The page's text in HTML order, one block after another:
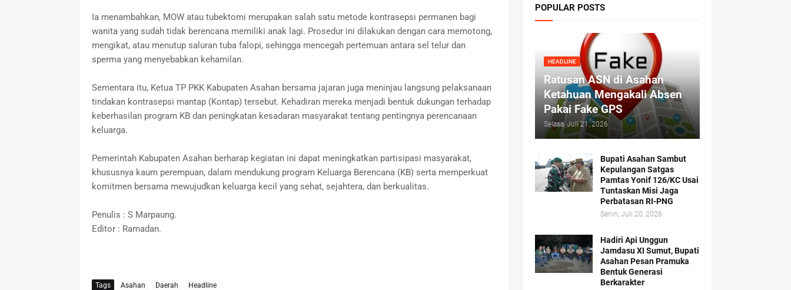
Ia menambahkan, MOW atau tubektomi merupakan salah satu metode kontrasepsi permanen bagi
wanita yang sudah tidak berencana memiliki anak lagi. Prosedur ini dilakukan dengan cara memotong,
mengikat, atau menutup saluran tuba falopi, sehingga mencegah pertemuan antara sel telur dan
sperma yang menyebabkan kehamilan.
Sementara itu, Ketua TP PKK Kabupaten Asahan bersama jajaran juga meninjau langsung pelaksanaan
tindakan kontrasepsi mantap (Kontap) tersebut. Kehadiran mereka menjadi bentuk dukungan terhadap
keberhasilan program KB dan peningkatan kesadaran masyarakat tentang pentingnya perencanaan
keluarga.
Pemerintah Kabupaten Asahan berharap kegiatan ini dapat meningkatkan partisipasi masyarakat,
khususnya kaum perempuan, dalam mendukung program Keluarga Berencana (KB) serta memperkuat
komitmen bersama mewujudkan keluarga kecil yang sehat, sejahtera, dan berkualitas.
Penulis : S Marpaung.
Editor : Ramadan.
Tags Asahan Daerah Headline
POPULAR POSTS
HEADLINE
Ratusan ASN di Asahan
Ketahuan Mengakali Absen
Pakai Fake GPS
Selasa, Juli 21, 2026
Bupati Asahan Sambut
Kepulangan Satgas
Pamtas Yonif 126/KC Usai
Tuntaskan Misi Jaga
Perbatasan RI-PNG
Senin, Juli 20, 2026
Hadiri Api Unggun
Jamdasu XI Sumut, Bupati
Asahan Pesan Pramuka
Bentuk Generasi
Berkarakter